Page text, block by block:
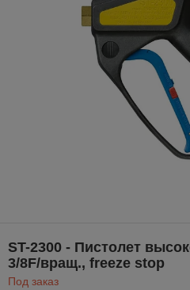
ST-2300 - Пистолет
3/8F/вращ., freeze stop
Под заказ